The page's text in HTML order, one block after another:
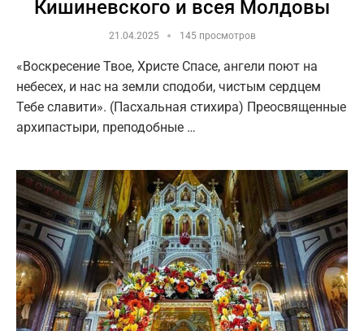
Кишиневского и всея Молдовы
21.04.2025 145 просмотров
«Воскресение Твое, Христе Спасе, ангели поют на
небесех, и нас на земли сподоби, чистым сердцем
Тебе славити». (Пасхальная стихира) Преосвященные
архипастыри, преподобные …